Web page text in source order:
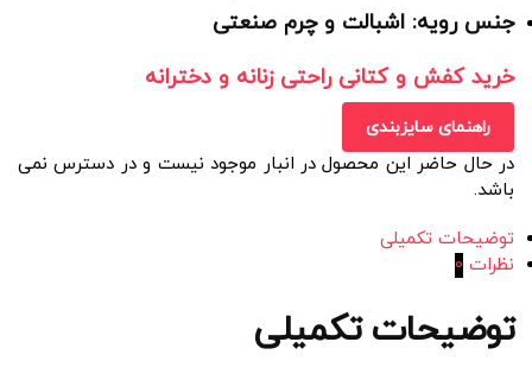
جنس رویه: اشبالت و چرم صنعتی
خرید کفش و کتانی راحتی زنانه و دخترانه
راهنمای سایزبندی
در حال حاضر این محصول در انبار موجود نیست و در دسترس نمی
باشد.
توضیحات تکمیلی
نظرات 0
توضیحات تکمیلی